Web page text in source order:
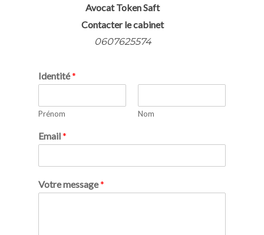
Avocat Token Saft
Contacter le cabinet
0607625574
Identité*
Prénom Nom
Email*
Votre message*